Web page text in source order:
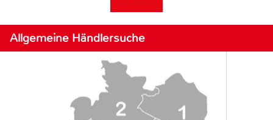
Allgemeine Händlersuche